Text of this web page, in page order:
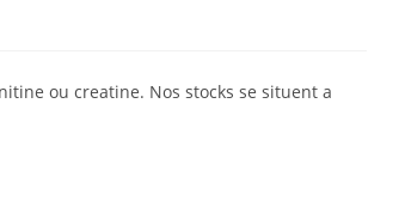
ou creatine. Nos stocks se situent a